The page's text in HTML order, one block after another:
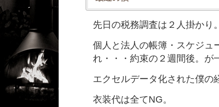
先日の税務調査は２人掛かり
個人と法人の帳簿・スケジュ
れ・・・約束の２週間後。が
エクセルデータ化された僕の
衣装代は全てNG。